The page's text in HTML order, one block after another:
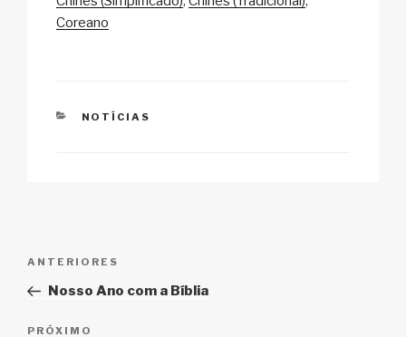
Li
Coreano
CATEGORIAS
NOTÍCIAS
Post
Post
anterior
ANTERIORES
Nosso Ano com a Bíblia
Próximo
PRÓXIMO